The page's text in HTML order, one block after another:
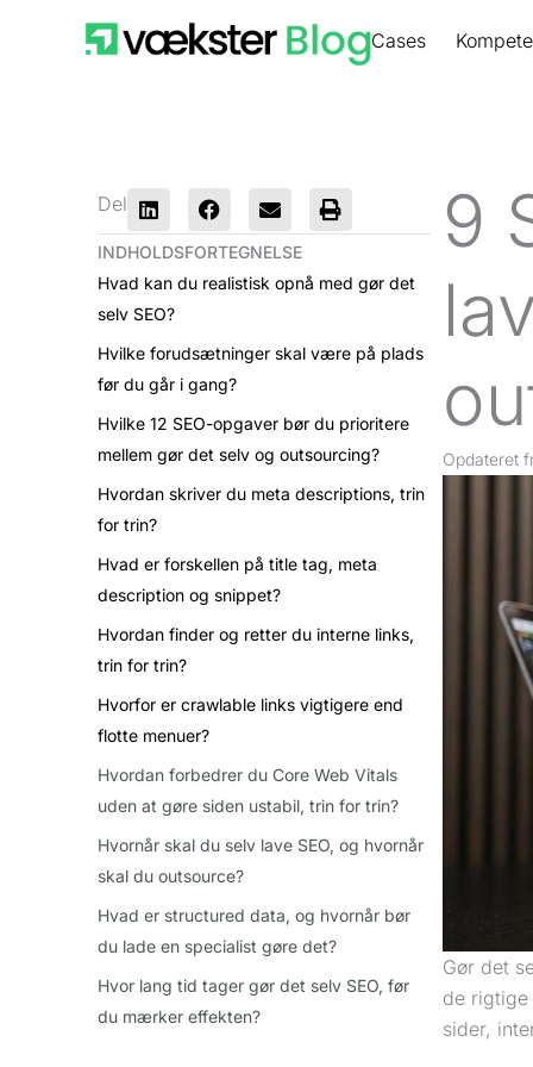
Cases
Del
INDHOLDSFORTEGNELSE
Hvad kan du realistisk opnå med gør det
selv SEO?
Hvilke forudsætninger skal være på plads
før du går i gang?
Hvilke 12 SEO-opgaver bør du prioritere
mellem gør det selv og outsourcing?
Hvordan skriver du meta descriptions, trin
for trin?
Hvad er forskellen på title tag, meta
description og snippet?
Hvordan finder og retter du interne links,
trin for trin?
Hvorfor er crawlable links vigtigere end
flotte menuer?
Hvordan forbedrer du Core Web Vitals
uden at gøre siden ustabil, trin for trin?
Hvornår skal du selv lave SEO, og hvornår
skal du outsource?
Hvad er structured data, og hvornår bør
du lade en specialist gøre det?
Hvor lang tid tager gør det selv SEO, før
du mærker effekten?
9
Opdateret
Gør det
de rigtige
sider,